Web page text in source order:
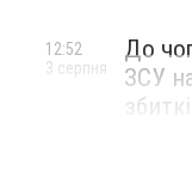
До
ЗСУ
12:52
3 серпня